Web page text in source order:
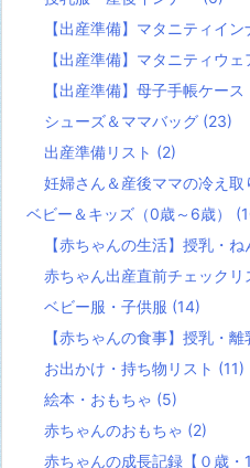
【出産準備】マタニティイ
【出産準備】マタニティウ
【出産準備】母子手帳ケー
シューズ＆ママバッグ (23)
出産準備リスト (2)
妊婦さん＆産後ママの冷え取
ベビー＆キッズ（0歳～6歳）
【赤ちゃんの生活】授乳・
赤ちゃん出産直前チェックリ
ベビー服・子供服 (14)
【赤ちゃんの食事】授乳・
お出かけ・持ち物リスト (11)
絵本・おもちゃ (5)
赤ちゃんのおもちゃ (2)
赤ちゃんの成長記録【０歳・